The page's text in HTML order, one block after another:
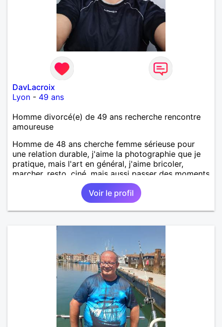
DavLacroix
Lyon - 49 ans
Homme divorcé(e) de 49 ans recherche rencontre
amoureuse
Homme de 48 ans cherche femme sérieuse pour
une relation durable, j'aime la photographie que je
pratique, mais l'art en général, j'aime bricoler,
marcher, resto, ciné, mais aussi passer des moments
calme devant un bon film ou une série avec un
plateau repas. le reste est à découvrir.
Voir le profil